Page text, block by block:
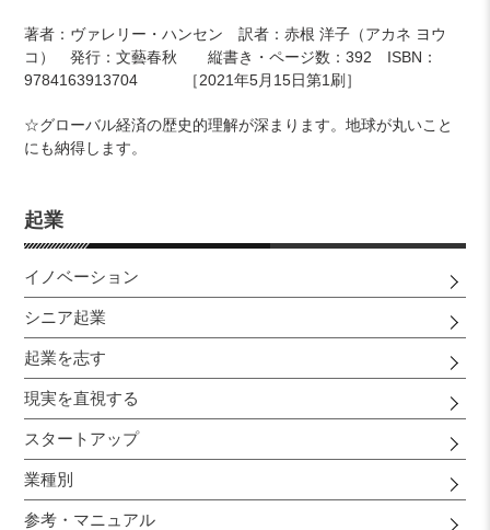
起業
イノベーション
シニア起業
起業を志す
現実を直視する
スタートアップ
業種別
参考・マニュアル
著者：ヴァレリー・ハンセン 訳者：赤根 洋子（アカネ ヨウ
コ） 発行：文藝春秋 縦書き・ページ数：392 ISBN：
9784163913704 ［2021年5月15日第1刷］
☆グローバル経済の歴史的理解が深まります。地球が丸いこと
にも納得します。